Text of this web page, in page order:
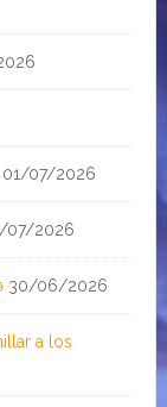
01/07/2026
07/2026
30/06/2026
a los